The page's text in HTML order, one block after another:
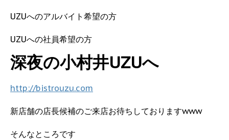
UZUへのアルバイト希望の方
UZUへの社員希望の方
深夜の小村井UZUへ
http://bistrouzu.com
新店舗の店長候補のご来店お待ちしておりますwww
そんなところです